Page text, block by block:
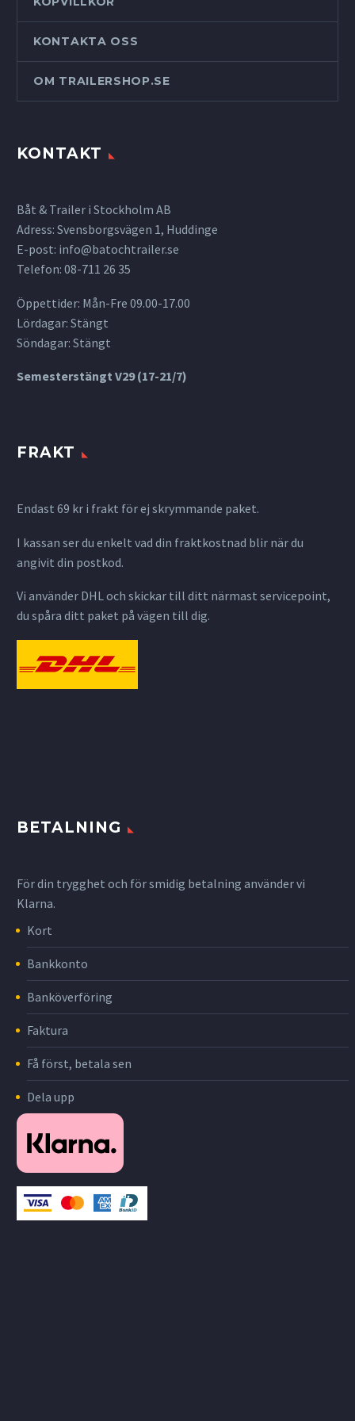
KONTAKTA OSS
OM TRAILERSHOP.SE
KONTAKT
Båt & Trailer i Stockholm AB
Adress: Svensborgsvägen 1, Huddinge
E-post: info@batochtrailer.se
Telefon: 08-711 26 35
Öppettider: Mån-Fre 09.00-17.00
Lördagar: Stängt
Söndagar: Stängt
Semesterstängt V29 (17-21/7)
FRAKT
Endast 69 kr i frakt för ej skrymmande paket.
I kassan ser du enkelt vad din fraktkostnad blir när du
angivit din postkod.
Vi använder DHL och skickar till ditt närmast servicepoint,
du spåra ditt paket på vägen till dig.
BETALNING
För din trygghet och för smidig betalning använder vi
Klarna.
Kort
Bankkonto
Banköverföring
Faktura
Få först, betala sen
Dela upp